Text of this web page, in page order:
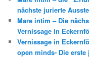
nächste jurierte
Mare intim – Die
Vernissage in
Vernissage in
open minds- Die